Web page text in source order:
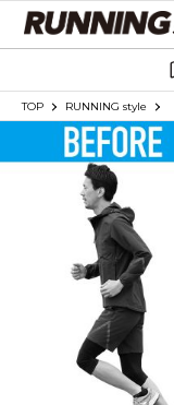
TOP RUNNING style